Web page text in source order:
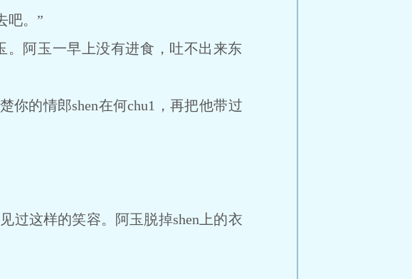
吧。”
阿玉一早上没有进食，吐不出来东
的情郎shen在何chu1，再把他带过
这样的笑容。阿玉脱掉shen上的衣